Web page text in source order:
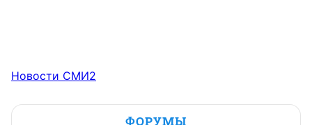
Новости СМИ2
ФОРУМЫ